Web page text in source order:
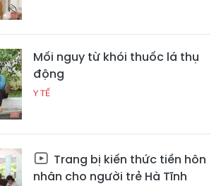
Mối nguy từ khói thuốc lá thụ
động
Y TẾ
Trang bị kiến thức tiền hôn
nhân cho người trẻ Hà Tĩnh